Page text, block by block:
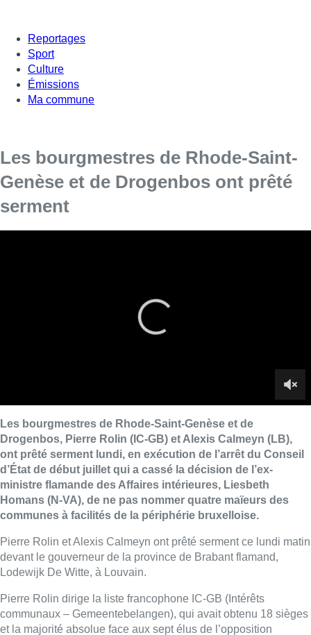
Reportages
Sport
Culture
Émissions
Ma commune
Les bourgmestres de Rhode-Saint-
Genèse et de Drogenbos ont prêté
serment
ministre flamande des Affaires intérieures, Liesbeth
Homans (N-VA), de ne pas nommer quatre maïeurs des
communes à facilités de la périphérie bruxelloise.
devant le gouverneur de la province de Brabant flamand,
communaux – Gemeentebelangen), qui avait obtenu 18 sièges
et la majorité absolue face aux sept élus de l’opposition
flamande d’Engagement 1640 lors du scrutin communal du 14
octobre dernier. Il en est à son second mandat de bourgmestre
après avoir succédé en 2012 à sa sœur, Myriam Leroy-Rolin.
Alexis Calmeyn, un bilingue élu comme indépendant – avant
du bourgmestre baptisée (Drogenbos Plus – LB). Il dispose
d’une majorité de six sièges, contre sept aux listes à l’Union
des Francophones (UF, cinq) et go1620 (deux). Il vient
d’entamer son troisième mandat.
Nomination définitive